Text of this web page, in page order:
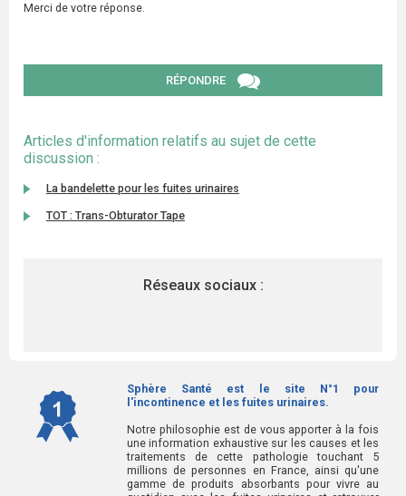
Merci de votre réponse.
RÉPONDRE
Articles d'information relatifs au sujet de cette
discussion :
La bandelette pour les fuites urinaires
TOT : Trans-Obturator Tape
Réseaux sociaux :
Sphère Santé est le site N°1 pour
l'incontinence et les fuites urinaires.
Notre philosophie est de vous apporter à la fois
une information exhaustive sur les causes et les
traitements de cette pathologie touchant 5
millions de personnes en France, ainsi qu'une
gamme de produits absorbants pour vivre au